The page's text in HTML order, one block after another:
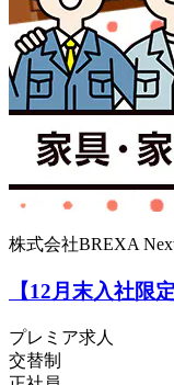
株式会社BREXA
【12月末入社限
プレミア求人
交替制